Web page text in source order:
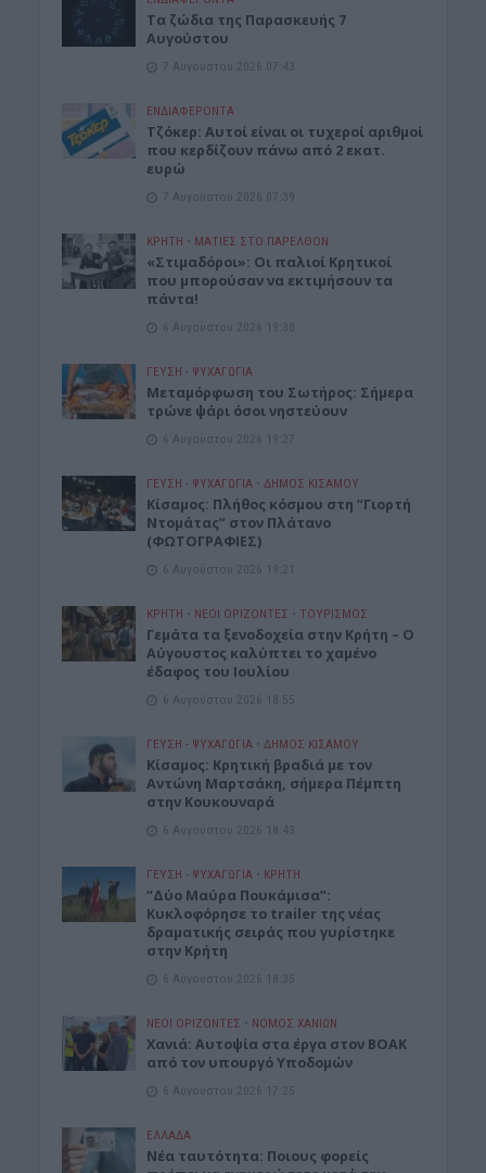
Tα ζώδια της Παρασκευής 7
Αυγούστου
7 Αυγούστου 2026 07:43
ΕΝΔΙΑΦΕΡΟΝΤΑ
Τζόκερ: Αυτοί είναι οι τυχεροί αριθμοί
που κερδίζουν πάνω από 2 εκατ.
ευρώ
7 Αυγούστου 2026 07:39
ΚΡΗΤΗ • ΜΑΤΙΕΣ ΣΤΟ ΠΑΡΕΛΘΟΝ
«Στιμαδόροι»: Οι παλιοί Κρητικοί
που μπορούσαν να εκτιμήσουν τα
πάντα!
6 Αυγούστου 2026 19:30
ΓΕΎΣΗ - ΨΥΧΑΓΩΓΊΑ
Μεταμόρφωση του Σωτήρος: Σήμερα
τρώνε ψάρι όσοι νηστεύουν
6 Αυγούστου 2026 19:27
ΓΕΎΣΗ - ΨΥΧΑΓΩΓΊΑ • ΔΉΜΟΣ ΚΙΣΆΜΟΥ
Κίσαμος: Πλήθος κόσμου στη “Γιορτή
Ντομάτας” στον Πλάτανο
(ΦΩΤΟΓΡΑΦΙΕΣ)
6 Αυγούστου 2026 19:21
ΚΡΗΤΗ • ΝΕΟΙ ΟΡΙΖΟΝΤΕΣ • ΤΟΥΡΙΣΜΟΣ
Γεμάτα τα ξενοδοχεία στην Κρήτη – Ο
Αύγουστος καλύπτει το χαμένο
έδαφος του Ιουλίου
6 Αυγούστου 2026 18:55
ΓΕΎΣΗ - ΨΥΧΑΓΩΓΊΑ • ΔΉΜΟΣ ΚΙΣΆΜΟΥ
Kίσαμος: Κρητική βραδιά με τον
Αντώνη Μαρτσάκη, σήμερα Πέμπτη
στην Κουκουναρά
6 Αυγούστου 2026 18:43
ΓΕΎΣΗ - ΨΥΧΑΓΩΓΊΑ • ΚΡΗΤΗ
“Δύο Μαύρα Πουκάμισα”:
Κυκλοφόρησε το trailer της νέας
δραματικής σειράς που γυρίστηκε
στην Κρήτη
6 Αυγούστου 2026 18:35
ΝΕΟΙ ΟΡΙΖΟΝΤΕΣ • ΝΟΜΌΣ ΧΑΝΊΩΝ
Χανιά: Αυτοψία στα έργα στον ΒΟΑΚ
από τον υπουργό Υποδομών
6 Αυγούστου 2026 17:25
ΕΛΛΑΔΑ
Νέα ταυτότητα: Ποιους φορείς